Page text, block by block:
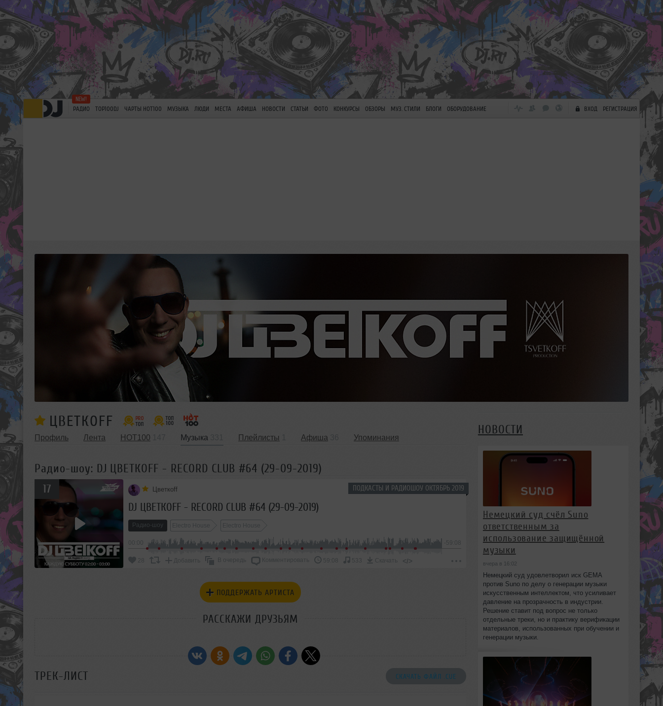
РАДИО TOP100DJ ЧАРТЫ HOT100 МУЗЫКА ЛЮДИ МЕСТА АФИША НОВОСТИ СТАТЬИ ФОТО КОНКУРСЫ ОБЗОРЫ МУЗ. СТИЛИ БЛОГИ ОБОРУДОВАНИЕ ВХОД РЕГИСТРАЦИЯ
ЦВЕТКОFF
Профиль Лента HOT100 Музыка Плейлисты Афиша Упоминания
Радио-шоу: DJ ЦВЕТКОFF - RECORD CLUB #64 (29-09-2019)
ПОДКАСТЫ И РАДИОШОУ ОКТЯБРЬ 2019
17 Цветкоff
DJ ЦВЕТКОFF - RECORD CLUB #64 (29-09-2019)
Радио-шоу Electro House Electro House
-59:08
28 Добавить В очередь Комментировать 59:08 533 Скачать </>
ПОДДЕРЖАТЬ АРТИСТА
РАССКАЖИ ДРУЗЬЯМ
ТРЕК-ЛИСТ СКАЧАТЬ ФАЙЛ .CUE
НОВОСТИ
Немецкий суд счёл Suno
ответственным за
использование защищённой
музыки
вчера в 16:02
Немецкий суд удовлетворил иск GEMA
против Suno по делу о генерации музыки
искусственным интеллектом, что усиливает
давление на прозрачность в индустрии.
Решение ставит под вопрос не только
отдельные треки, но и практику верификации
материалов, использованных при обучении и
генерации музыки.